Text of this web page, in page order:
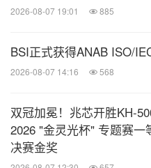
2026-08-07 19:01 885
BSI正式获得ANAB ISO/
2026-08-07 14:16 568
双冠加冕！兆芯开胜
2026 "金灵光杯" 专题赛一
决赛金奖